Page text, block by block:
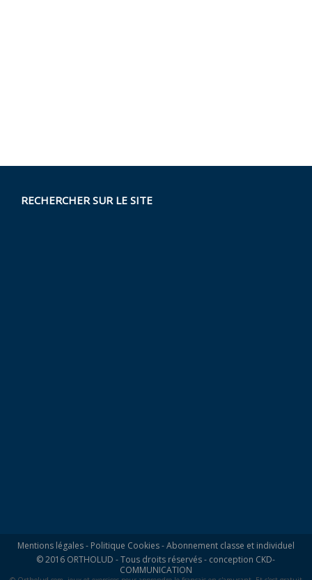
RECHERCHER SUR LE SITE
Mentions légales- Politique Cookies-Abonnement classe et individuel
© 2016 ORTHOLUD - Tous droits réservés - conception CKD-
COMMUNICATION